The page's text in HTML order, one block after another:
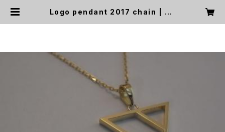
Logo pendant 2017 chain | JE